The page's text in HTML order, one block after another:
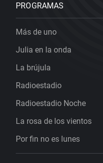
PROGRAMAS
Más de uno
Julia en la onda
La brújula
Radioestadio
Radioestadio Noche
La rosa de los vientos
Por fin no es lunes